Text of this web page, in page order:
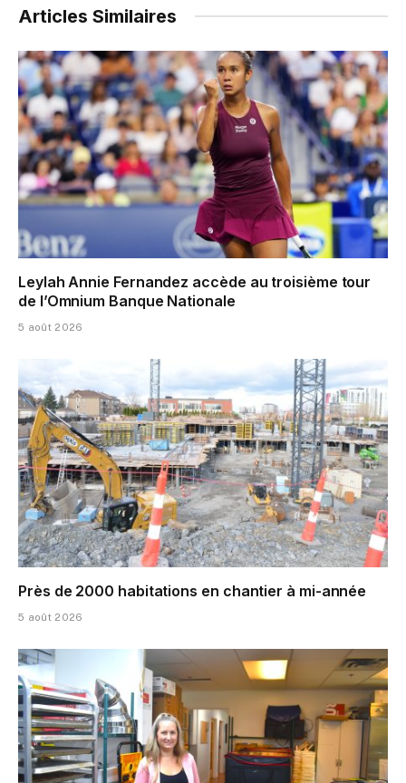
Articles Similaires
Leylah Annie Fernandez accède au troisième tour
de l’Omnium Banque Nationale
5 août 2026
Près de 2000 habitations en chantier à mi-année
5 août 2026